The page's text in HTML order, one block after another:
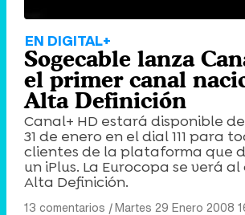
EN DIGITAL+
Sogecable lanza
el primer canal
Alta Definición
Canal+ HD estará disponible
31 de enero en el dial 111 para
clientes de la plataforma que
un iPlus. La Eurocopa se verá
Alta Definición.
13 comentarios |Martes 29 Enero 2008